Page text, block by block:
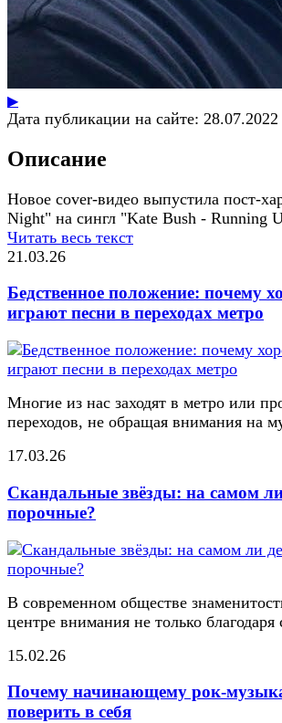
▶
Дата публикации на сайте: 28.07.2022
Описание
Новое cover-видео выпустила пост-
Night" на сингл "Kate Bush - Running
Читать весь текст
21.03.26
Бедственное положение: почему
играют песни в переходах метро
Многие из нас заходят в метро или
переходов, не обращая внимания на
17.03.26
Скандальные звёзды: на самом
порочные?
В современном обществе
центре внимания не только
15.02.26
Почему начинающему рок-
поверить в себя